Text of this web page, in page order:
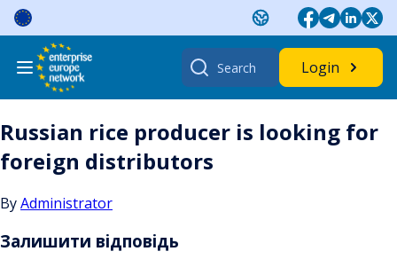
Skip
content
Search
for:
Login
Russian rice producer is looking for
foreign distributors
ByAdministrator
Залишити відповідь